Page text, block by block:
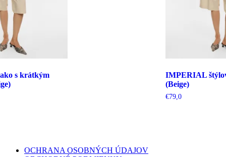
s krátkým
IMPERIAL
(Beige)
€79,0
OCHRANA OSOBNÝCH ÚDAJOV